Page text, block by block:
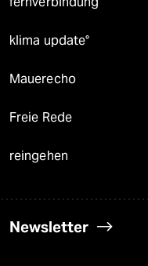
klima update°
Mauerecho
Freie Rede
reingehen
Newsletter